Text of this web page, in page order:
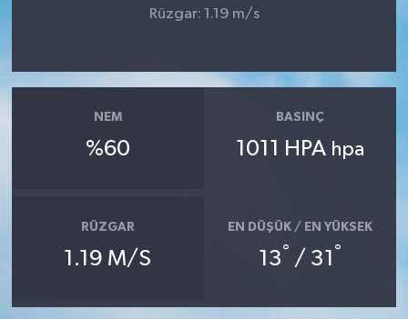
Rüzgar: 1.19 m/s
NEM
%60
BASINÇ
1011 HPA hpa
RÜZGAR
1.19 M/S
EN DÜŞÜK / EN YÜKSEK
13° / 31 °